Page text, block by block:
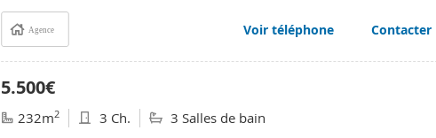
Agence Voir téléphone Contacter
5.500€
232m2 3 Ch. 3 Salles de bain